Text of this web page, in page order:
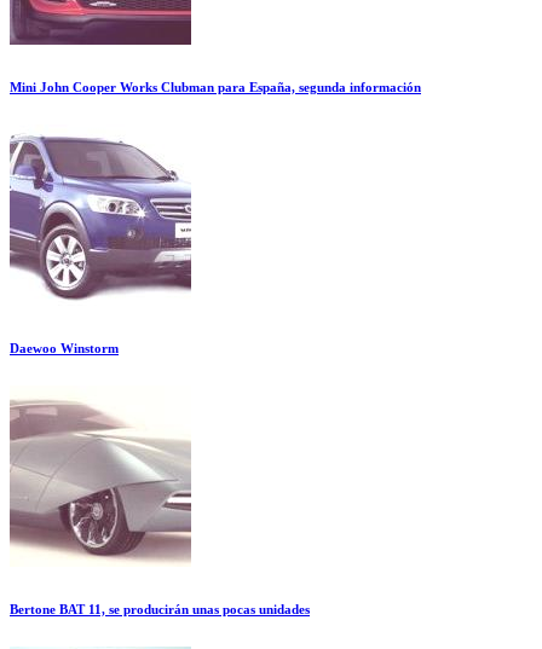
Mini John Cooper Works Clubman para España, segunda información
Daewoo Winstorm
Bertone BAT 11, se producirán unas pocas unidades